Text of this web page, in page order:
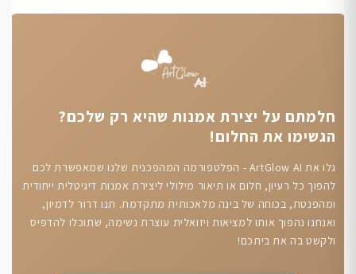
חלמתם על יצירת אמנות שהיא רק שלכם?
הגשימו את החלום!
גלו את ArtGlow AI - הפלטפורמה המהפכנית שלנו שמאפשרת לכם
להפוך כל רעיון, חלום או תיאור מילולי ליצירת אמנות דיגיטלית ייחודית
ומהפנטת, בכוחה של בינה מלאכותית מתקדמת. תנו דרור לדמיון,
ואנחנו נהפוך אותו למציאות ויזואלית עוצרת נשימה, שתוכלו להדפיס
ולקשט בה את ביתכם!